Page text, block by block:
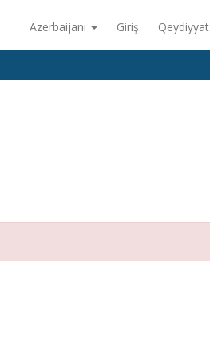
Azerbaijani Giriş Qeydiyyat